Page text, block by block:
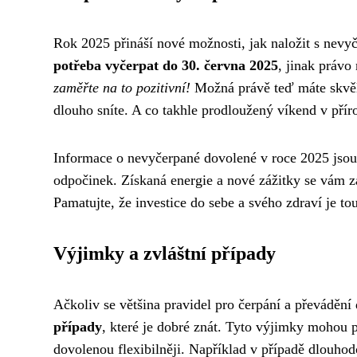
Rok 2025 přináší nové možnosti, jak naložit s
potřeba vyčerpat do 30. června 2025, jinak
zaměřte na to pozitivní! Možná právě teď máte
dlouho sníte. A co takhle prodloužený víkend v
Informace o nevyčerpané dovolené v roce 2025
odpočinek. Získaná energie a nové zážitky se vám
Pamatujte, že investice do sebe a svého zdraví je
Výjimky a zvláštní případy
Ačkoliv se většina pravidel pro čerpání a
případy, které je dobré znát. Tyto výjimky mohou
dovolenou flexibilněji. Například v případě